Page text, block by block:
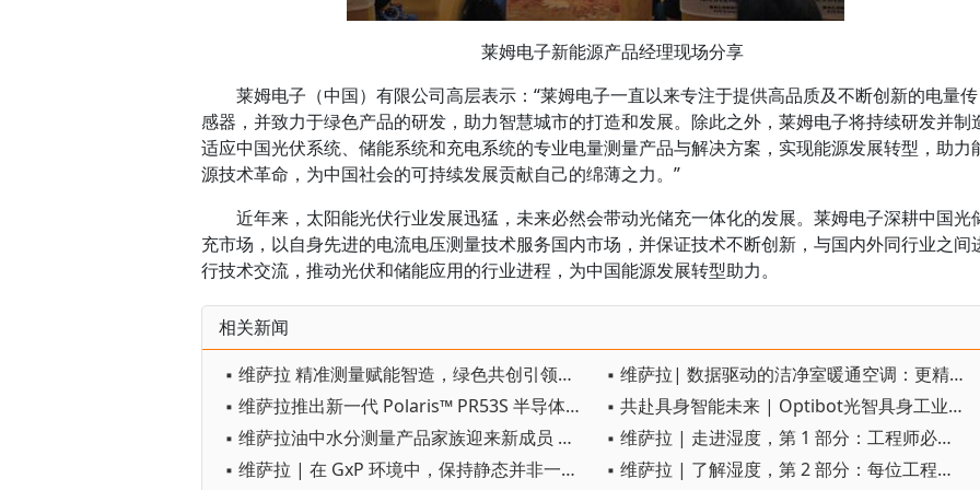
莱姆电子新能源产品经理现场分享
莱姆电子（中国）有限公司高层表示：“莱姆电子一直以来专注于提供高品质及不断创新的电量传
感器，并致力于绿色产品的研发，助力智慧城市的打造和发展。除此之外，莱姆电子将持续研发并制
适应中国光伏系统、储能系统和充电系统的专业电量测量产品与解决方案，实现能源发展转型，助力
源技术革命，为中国社会的可持续发展贡献自己的绵薄之力。”
近年来，太阳能光伏行业发展迅猛，未来必然会带动光储充一体化的发展。莱姆电子深耕中国光
充市场，以自身先进的电流电压测量技术服务国内市场，并保证技术不断创新，与国内外同行业之间
行技术交流，推动光伏和储能应用的行业进程，为中国能源发展转型助力。
相关新闻
▪ 维萨拉 精准测量赋能智造，绿色共创引领升级
▪ 维萨拉| 数据驱动的洁净室暖通空调：更精准的测量助力提高效率和合规性
▪ 维萨拉推出新一代 Polaris™ PR53S 半导体在线折光仪
▪ 共赴具身智能未来 | Optibot光智具身工业解决方案全新发布
▪ 维萨拉油中水分测量产品家族迎来新成员 —— MMT143
▪ 维萨拉 | 走进湿度，第 1 部分：工程师必须掌握的基础概念
▪ 维萨拉 | 在 GxP 环境中，保持静态并非一定保持受控
▪ 维萨拉 | 了解湿度，第 2 部分：每位工程师都应掌握的实用测量方法